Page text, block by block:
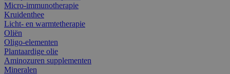
Micro-immunotherapie
Kruidenthee
Licht- en warmtetherapie
Oliën
Oligo-elementen
Plantaardige olie
Aminozuren supplementen
Mineralen